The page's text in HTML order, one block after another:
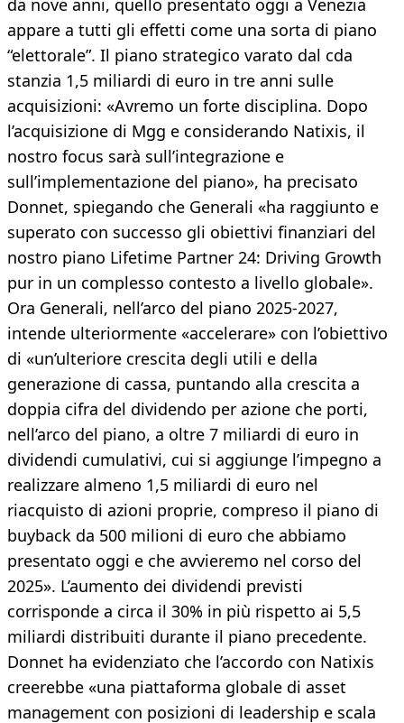
da nove anni, quello presentato oggi a Venezia
appare a tutti gli effetti come una sorta di piano
“elettorale”. Il piano strategico varato dal cda
stanzia 1,5 miliardi di euro in tre anni sulle
acquisizioni: «Avremo un forte disciplina. Dopo
l’acquisizione di Mgg e considerando Natixis, il
nostro focus sarà sull’integrazione e
sull’implementazione del piano», ha precisato
Donnet, spiegando che Generali «ha raggiunto e
superato con successo gli obiettivi finanziari del
nostro piano Lifetime Partner 24: Driving Growth
pur in un complesso contesto a livello globale».
Ora Generali, nell’arco del piano 2025-2027,
intende ulteriormente «accelerare» con l’obiettivo
di «un’ulteriore crescita degli utili e della
generazione di cassa, puntando alla crescita a
doppia cifra del dividendo per azione che porti,
nell’arco del piano, a oltre 7 miliardi di euro in
dividendi cumulativi, cui si aggiunge l’impegno a
realizzare almeno 1,5 miliardi di euro nel
riacquisto di azioni proprie, compreso il piano di
buyback da 500 milioni di euro che abbiamo
presentato oggi e che avvieremo nel corso del
2025». L’aumento dei dividendi previsti
corrisponde a circa il 30% in più rispetto ai 5,5
miliardi distribuiti durante il piano precedente.
Donnet ha evidenziato che l’accordo con Natixis
creerebbe «una piattaforma globale di asset
management con posizioni di leadership e scala